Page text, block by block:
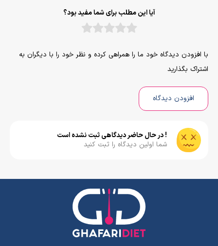
آیا این مطلب برای شما مفید بود؟
با افزودن دیدگاه خود ما را همراهی کرده و نظر خود را با دیگران به
اشتراک بگذارید
افزودن دیدگاه
! در حال حاضر دیدگاهی ثبت نشده است
شما اولین دیدگاه را ثبت کنید